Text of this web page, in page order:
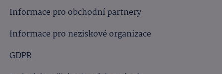
Informace pro obchodní partnery
Informace pro neziskové organizace
GDPR